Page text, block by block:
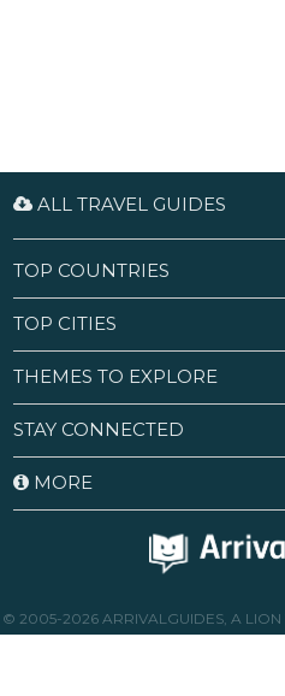
ALL TRAVEL GUIDES
TOP COUNTRIES
TOP CITIES
THEMES TO EXPLORE
STAY CONNECTED
MORE
© 2005-2026 ARRIVALGUIDES, A LION